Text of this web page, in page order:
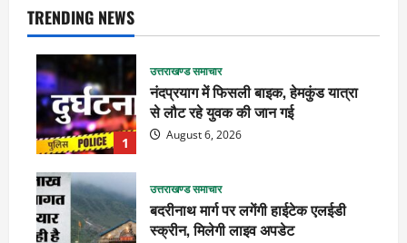
TRENDING NEWS
1
उत्तराखण्ड समाचार
नंदप्रयाग में फिसली बाइक, हेमकुंड यात्रा
से लौट रहे युवक की जान गई
August 6, 2026
उत्तराखण्ड समाचार
बदरीनाथ मार्ग पर लगेंगी हाईटेक एलईडी
स्क्रीन, मिलेगी लाइव अपडेट